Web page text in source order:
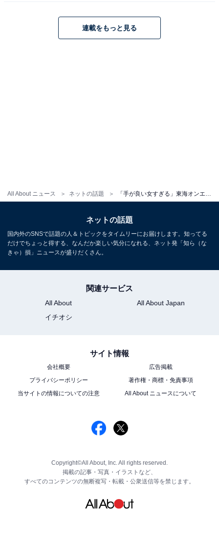
All About ニュース ネットの話題
連載をもっと見る
ネットの話題
国内外のSNSで話題の人＆トピックをタイムリーにお届けします。知ってる
だけでちょっと得する、なんだか楽しい気分になれる、ネット発「知ら（な
きゃ）損」ニュースが盛りだくさん。
関連サービス
All About
All About Japan
イチオシ
サイト情報
会社概要
広告掲載
プライバシーポリシー
著作権・商標・免責事項
当サイトの情報についての注意
All About ニュースについて
Copyright©All About, Inc. All rights reserved.
掲載の記事・写真・イラストなど、
すべてのコンテンツの無断複写・転載・公衆送信等を禁じます。